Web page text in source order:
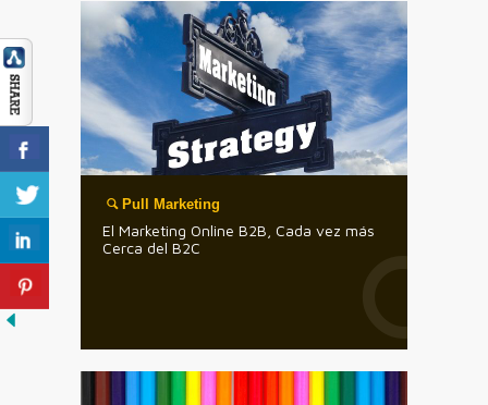
Pull Marketing
El Marketing Online B2B, Cada vez más
Cerca del B2C